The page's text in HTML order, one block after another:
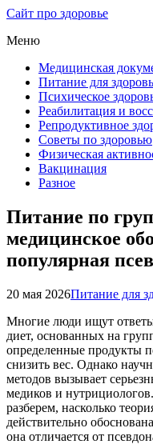
Сайт про здоровье
Меню
Медицинская
Питание для
Психическое
Реабилитация и
Репродуктивное
Советы по здоровью
Физическая
Вакцинация
Разное
Питание по
медицинское
популярная
20 мая 2026Питание для
Многие люди ищут ответы
диет, основанных на
определенные продукты
снизить вес. Однако
методов вызывает
медиков и
разберем, насколько
действительно
она отличается от